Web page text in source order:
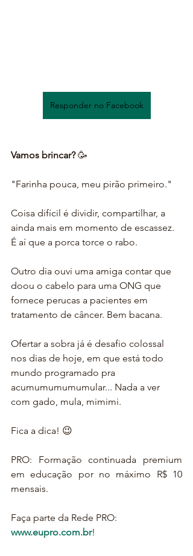
Responder no Facebook
Vamos brincar? 🥳
"Farinha pouca, meu pirão primeiro."
Coisa difícil é dividir, compartilhar, a
ainda mais em momento de escassez.
É aí que a porca torce o rabo.
Outro dia ouvi uma amiga contar que
doou o cabelo para uma ONG que
fornece perucas a pacientes em
tratamento de câncer. Bem bacana.
Ofertar a sobra já é desafio colossal
nos dias de hoje, em que está todo
mundo programado pra
acumumumumumular... Nada a ver
com gado, mula, mimimi.
Fica a dica! 😉
PRO: Formação continuada premium
em educação por no máximo R$ 10
mensais.
Faça parte da Rede PRO:
www.eupro.com.br!